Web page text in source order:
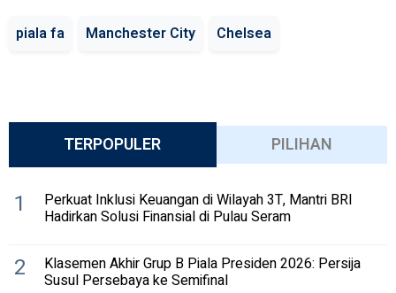
piala fa Manchester City Chelsea
TERPOPULER PILIHAN
1 Perkuat Inklusi Keuangan di Wilayah 3T, Mantri BRI
Hadirkan Solusi Finansial di Pulau Seram
2 Klasemen Akhir Grup B Piala Presiden 2026: Persija
Susul Persebaya ke Semifinal